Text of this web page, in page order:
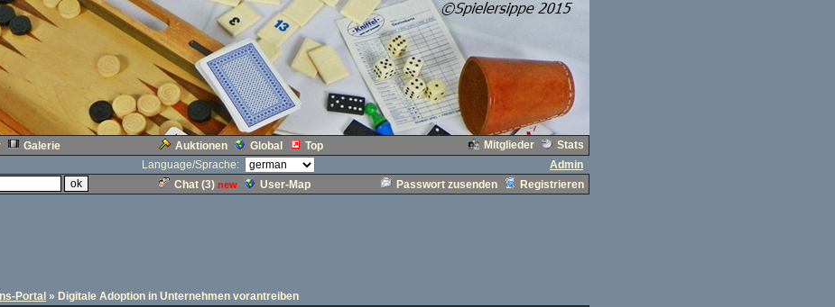
Galerie Auktionen Global Top Mitglieder
Stats
Language/Sprache:
Admin
Chat (3) new User-Map Passwort zusenden Registrieren
Portal » Digitale Adoption in Unternehmen vorantreiben